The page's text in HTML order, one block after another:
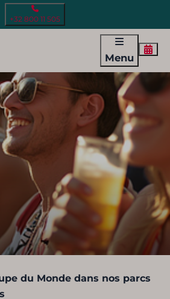
+32 800 11 505
Menu
du Monde dans nos parcs